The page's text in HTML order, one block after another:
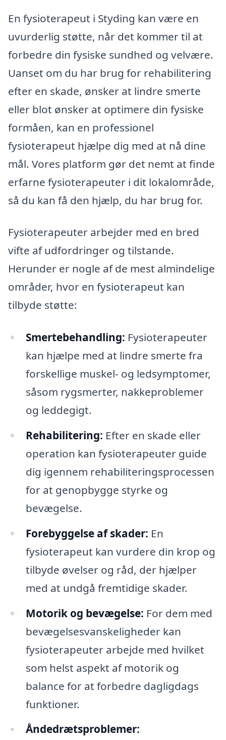
En fysioterapeut i Styding kan være en
uvurderlig støtte, når det kommer til at
forbedre din fysiske sundhed og velvære.
Uanset om du har brug for rehabilitering
efter en skade, ønsker at lindre smerte
eller blot ønsker at optimere din fysiske
formåen, kan en professionel
fysioterapeut hjælpe dig med at nå dine
mål. Vores platform gør det nemt at finde
erfarne fysioterapeuter i dit lokalområde,
så du kan få den hjælp, du har brug for.
Fysioterapeuter arbejder med en bred
vifte af udfordringer og tilstande.
Herunder er nogle af de mest almindelige
områder, hvor en fysioterapeut kan
tilbyde støtte:
Smertebehandling: Fysioterapeuter
kan hjælpe med at lindre smerte fra
forskellige muskel- og ledsymptomer,
såsom rygsmerter, nakkeproblemer
og leddegigt.
Rehabilitering: Efter en skade eller
operation kan fysioterapeuter guide
dig igennem rehabiliteringsprocessen
for at genopbygge styrke og
bevægelse.
Forebyggelse af skader: En
fysioterapeut kan vurdere din krop og
tilbyde øvelser og råd, der hjælper
med at undgå fremtidige skader.
Motorik og bevægelse: For dem med
bevægelsesvanskeligheder kan
fysioterapeuter arbejde med hvilket
som helst aspekt af motorik og
balance for at forbedre dagligdags
funktioner.
Åndedrætsproblemer: